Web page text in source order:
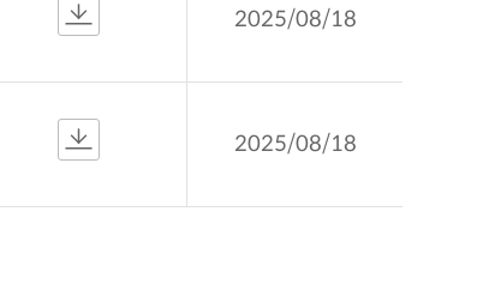
2025/08/18
2025/08/18